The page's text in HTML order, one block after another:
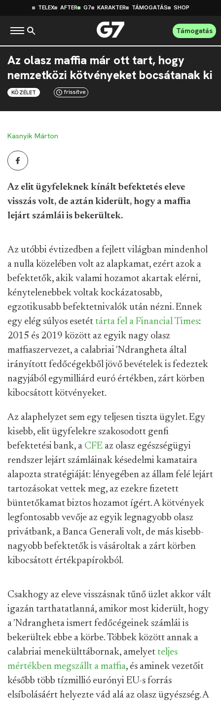
TELEX AFTER G7 KARAKTER TÁMOGATÁS SHOP
Támogatás
Az olasz maffia már ott tart, hogy
nemzetközi kötvényeket bocsátanak ki
KÖZÉLET frissítve
Kasnyik Márton
Az elit ügyfeleknek kínált befektetés eleve
visszás volt, de aztán kiderült, hogy a maffia
lejárt számlái is bekerültek.
Az utóbbi évtizedben a fejlett világban mindenhol
a nulla közelében volt az alapkamat, ezért azok a
befektetők, akik valami hozamot akartak elérni,
kénytelenebbek voltak kockázatosabb,
egzotikusabb befektetnivalók után nézni. Ennek
egy elég súlyos esetét tárta fel a Financial Times:
2015 és 2019 között az egyik nagy olasz
maffiaszervezet, a calabriai 'Ndrangheta által
irányított fedőcégekből jövő bevételek is fedeztek
nagyjából egymilliárd euró értékben, zárt körben
kibocsátott kötvényeket.
Az alaphelyzet sem egy teljesen tiszta ügylet. Egy
kisebb, elit ügyfelekre szakosodott genfi
befektetési bank, a CFE az olasz egészségügyi
rendszer lejárt számláinak késedelmi kamataira
alapozta stratégiáját: lényegében az állam felé lejárt
tartozásokat vettek meg, az ezekre fizetett
büntetőkamat biztos hozamot ígért. A kötvények
legfontosabb vevője az egyik legnagyobb olasz
privátbank, a Banca Generali volt, de más kisebb-
nagyobb befektetők is vásároltak a zárt körben
kibocsátott értékpapírokból.
Csakhogy az eleve visszásnak tűnő üzlet akkor vált
igazán tarthatatlanná, amikor most kiderült, hogy
a 'Ndrangheta ismert fedőcégeinek számlái is
bekerültek ebbe a körbe. Többek között annak a
calabriai menekülttábornak, amelyet teljes
mértékben megszállt a maffia, és aminek vezetőit
később több tízmillió eurónyi EU-s forrás
elsíbolásáért helyezte vád alá az olasz ügyészség. A